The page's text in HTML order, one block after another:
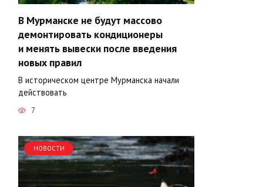
В Мурманске не будут массово
демонтировать кондиционеры
и менять вывески после введения
новых правил
В историческом центре Мурманска начали
действовать
7
НОВОСТИ